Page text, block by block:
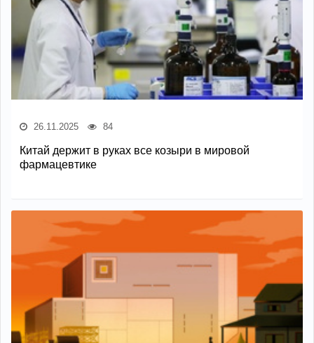
26.11.2025 84
Китай держит в руках все козыри в мировой
фармацевтике